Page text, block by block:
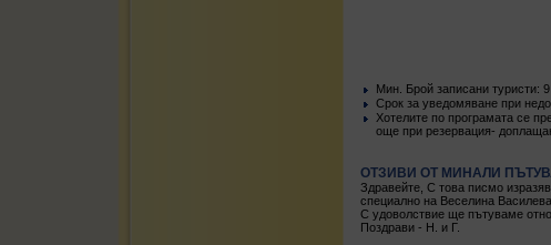
Mин. Брой записани туристи: 9
Срок за уведомяване при
Хотелите по програмата се
още при резервация-
ОТЗИВИ ОТ МИНАЛИ
Здравейте, С това писмо
специално на Веселина
С удоволствие ще пътуваме
Поздрави - Н. и Г.